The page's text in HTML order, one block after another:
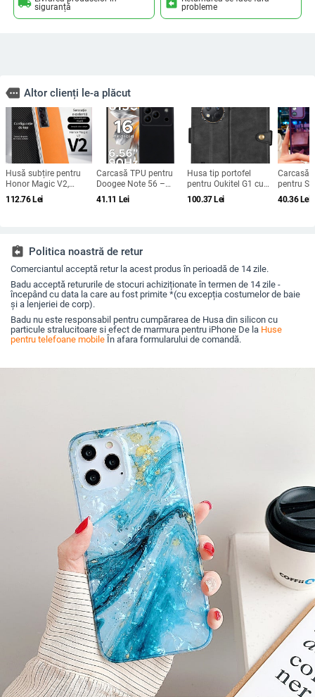
local_shipping siguranță
assignment_return probleme
more Altor clienți le-a plăcut
Husă subțire pentru
Honor Magic V2,
protecție anti-cădere,
carcasă dură pentru
112.76Lei
Carcasă TPU pentru
Doogee Note 56 –
protecție completă
pentru Note 56, Plus și
41.11 Lei
Husa tip portofel
pentru Oukitel G1 cu
catarama magnetică
— piele ecologică,
100.37Lei
Carcasă
pentru
Galaxy
M556B)
40.36Lei
assignment_return Politica noastră de retur
Comerciantul acceptă retur la acest produs în perioadă de 14 zile.
Badu acceptă retururile de stocuri achiziționate în termen de 14 zile -
începând cu data la care au fost primite *(cu excepția costumelor de baie
și a lenjeriei de corp).
Badu nu este responsabil pentru cumpărarea de Husa din silicon cu
particule stralucitoare si efect de marmura pentru iPhone De la Huse
pentru telefoane mobile În afara formularului de comandă.